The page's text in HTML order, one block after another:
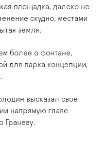
площадка, далеко не
скудно, местами
земля.
более о фонтане,
для парка концепции,
высказал свое
напрямую главе
Грачеву.